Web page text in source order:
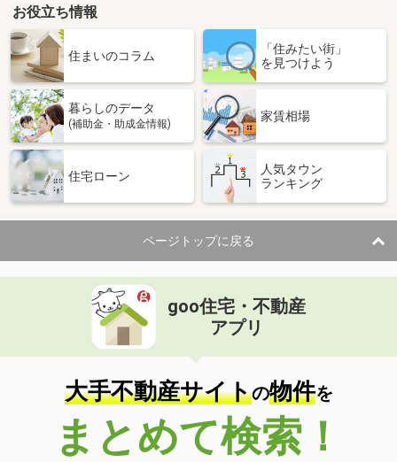
お役立ち情報
住まいのコラム
「住みたい街」
を見つけよう
暮らしのデータ
(補助金・助成金情報)
家賃相場
住宅ローン
人気タウン
ランキング
ページトップに戻る
goo住宅・不動産
アプリ
大手不動産サイトの物件を
まとめて検索！